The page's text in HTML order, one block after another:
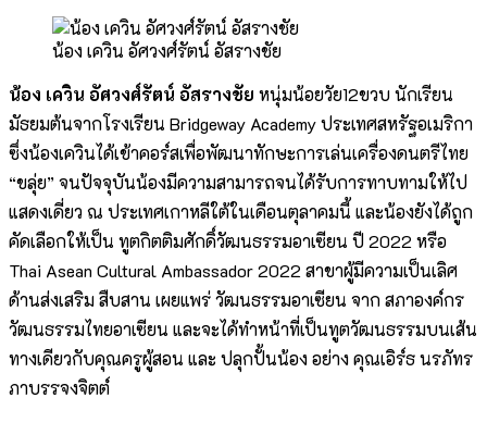
น้อง เควิน อัศวงศ์รัตน์ อัสรางชัย
น้อง เควิน อัศวงศ์รัตน์ อัสรางชัย หนุ่มน้อยวัย12ขวบ นักเรียน
มัธยมต้นจากโรงเรียน Bridgeway Academy ประเทศสหรัฐอเมริกา
ซึ่งน้องเควินได้เข้าคอร์สเพื่อพัฒนาทักษะการเล่นเครื่องดนตรีไทย
“ขลุ่ย” จนปัจจุบันน้องมีความสามารถจนได้รับการทาบทามให้ไป
แสดงเดี่ยว ณ ประเทศเกาหลีใต้ในเดือนตุลาคมนี้ และน้องยังได้ถูก
คัดเลือกให้เป็น ทูตกิตติมศักดิ์วัฒนธรรมอาเซียน ปี 2022 หรือ
Thai Asean Cultural Ambassador 2022 สาขาผู้มีความเป็นเลิศ
ด้านส่งเสริม สืบสาน เผยแพร่ วัฒนธรรมอาเซียน จาก สภาองค์กร
วัฒนธรรมไทยอาเซียน และจะได้ทำหน้าที่เป็นทูตวัฒนธรรมบนเส้น
ทางเดียวกับคุณครูผู้สอน และ ปลุกปั้นน้อง อย่าง คุณเอิร์ธ นรภัทร
ภาบรรจงจิตต์